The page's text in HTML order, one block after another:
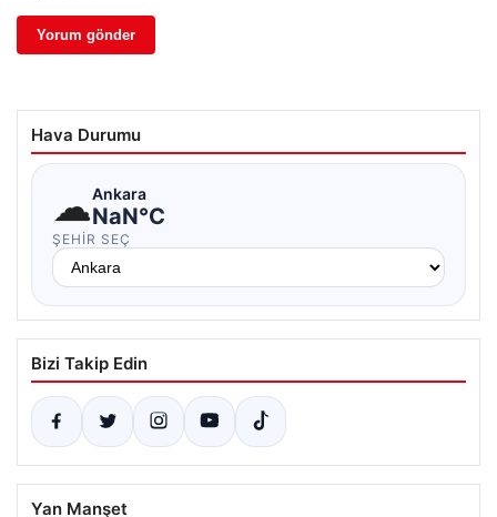
Hava Durumu
☁Ankara
NaN°C
ŞEHIR SEÇ
Bizi Takip Edin
Yan Manşet